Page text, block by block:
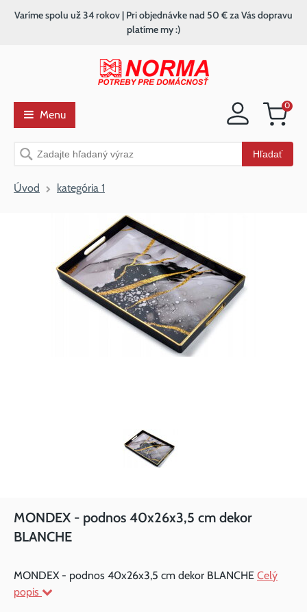
Nákupný
0
Vyhľadávanie Hľadať
Varíme spolu už 34 rokov | Pri objednávke nad 50 € za Vás dopravu
platíme my :)
Menu
Úvod kategória 1
MONDEX - podnos 40x26x3,5 cm dekor
BLANCHE
MONDEX - podnos 40x26x3,5 cm dekor BLANCHE Celý
popis